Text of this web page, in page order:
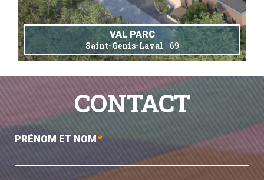
VAL PARC
Saint-Genis-Laval- 69
CONTACT
PRÉNOM ET NOM*